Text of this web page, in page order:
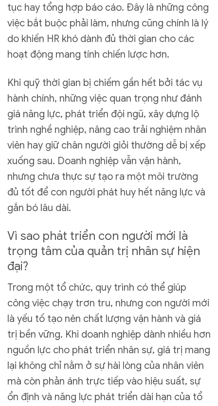
tục hay tổng hợp báo cáo. Đây là những công
việc bắt buộc phải làm, nhưng cũng chính là lý
do khiến HR khó dành đủ thời gian cho các
hoạt động mang tính chiến lược hơn.
Khi quỹ thời gian bị chiếm gần hết bởi tác vụ
hành chính, những việc quan trọng như đánh
giá năng lực, phát triển đội ngũ, xây dựng lộ
trình nghề nghiệp, nâng cao trải nghiệm nhân
viên hay giữ chân người giỏi thường dễ bị xếp
xuống sau. Doanh nghiệp vẫn vận hành,
nhưng chưa thực sự tạo ra một môi trường
đủ tốt để con người phát huy hết năng lực và
gắn bó lâu dài.
Vì sao phát triển con người mới là
trọng tâm của quản trị nhân sự hiện
đại?
Trong một tổ chức, quy trình có thể giúp
công việc chạy trơn tru, nhưng con người mới
là yếu tố tạo nên chất lượng vận hành và giá
trị bền vững. Khi doanh nghiệp dành nhiều hơn
nguồn lực cho phát triển nhân sự, giá trị mang
lại không chỉ nằm ở sự hài lòng của nhân viên
mà còn phản ánh trực tiếp vào hiệu suất, sự
ổn định và năng lực phát triển dài hạn của tổ